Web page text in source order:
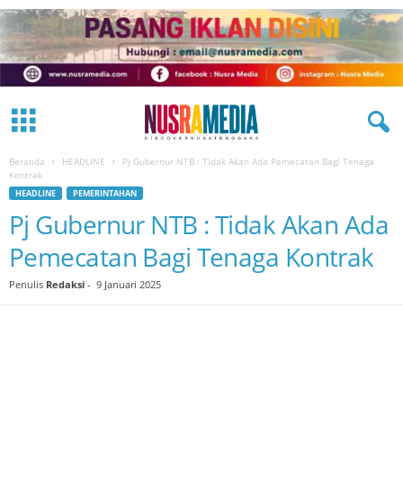
Beranda HEADLINE
Pj Gubernur NTB : Tidak Akan Ada Pemecatan Bagi Tenaga
Kontrak
HEADLINE PEMERINTAHAN
Pj Gubernur NTB : Tidak Akan Ada
Pemecatan Bagi Tenaga Kontrak
Penulis Redaksi - 9 Januari 2025